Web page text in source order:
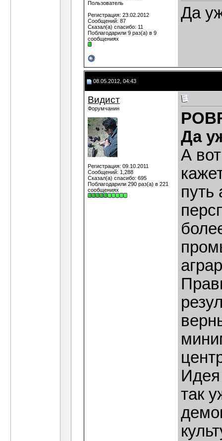
Пользователь
Регистрация: 23.02.2012
Сообщений: 87
Сказал(а) спасибо: 11
Поблагодарили 9 раз(а) в 9
сообщениях
Да
08.05.2012, 04:43
Видист
Форумчанин
Регистрация: 09.10.2011
Сообщений: 1,288
Сказал(а) спасибо: 695
Поблагодарили 290 раз(а) в 221
сообщениях
Да
А
путь
Идея
так